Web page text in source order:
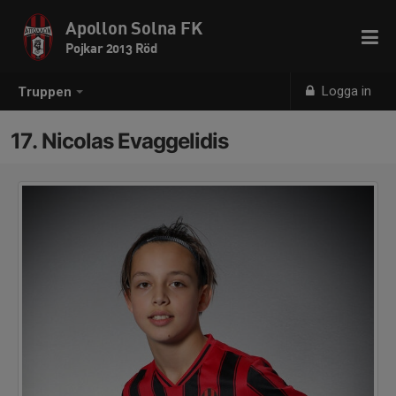
Truppen Logga in
Apollon Solna FK
Pojkar 2013 Röd
17. Nicolas Evaggelidis